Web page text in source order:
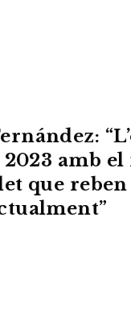
2023 amb
que reben